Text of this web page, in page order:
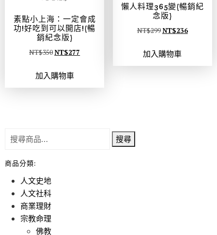
素點小上海：一定會成
功!好吃到可以開店!(暢
銷紀念版)
NT$350 NT$277
加入購物車
懶人料理365變(暢銷紀
念版)
NT$299 NT$236
加入購物車
搜尋
商品分類:
人文史地
人文社科
商業理財
宗教命理
佛教